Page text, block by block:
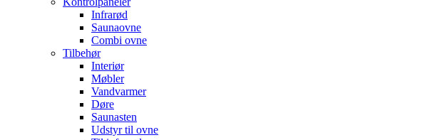
Infrarød
Saunaovne
Combi ovne
Tilbehør
Interiør
Møbler
Vandvarmer
Døre
Saunasten
Udstyr til ovne